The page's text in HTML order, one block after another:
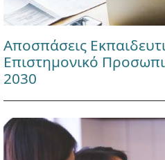
Αποσπάσεις
Επιστημονικό
2030